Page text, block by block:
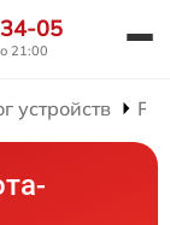
05
21:00
устройств